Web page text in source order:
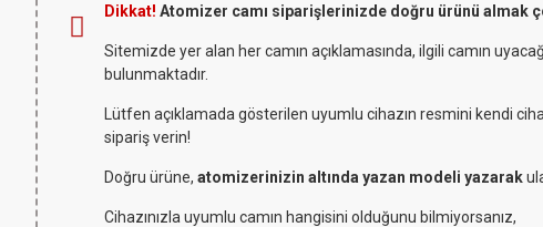
Dikkat! Atomizer camı siparişlerinizde doğru ürünü almak
Sitemizde yer alan her camın açıklamasında, ilgili camın
bulunmaktadır.
Lütfen açıklamada gösterilen uyumlu cihazın resmini kendi
sipariş verin!
Doğru ürüne, atomizerinizin altında yazan modeli yazarak
Cihazınızla uyumlu camın hangisini olduğunu bilmiyorsanız,